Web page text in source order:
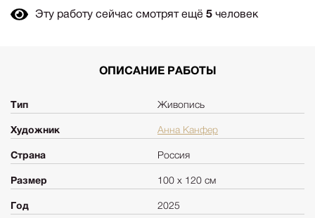
ОПИСАНИЕ РАБОТЫ
Тип Живопись
Художник Анна Канфер
Страна Россия
Размер 100 х 120 см
Год 2025
Эту работу сейчас смотрят ещё 5 человек